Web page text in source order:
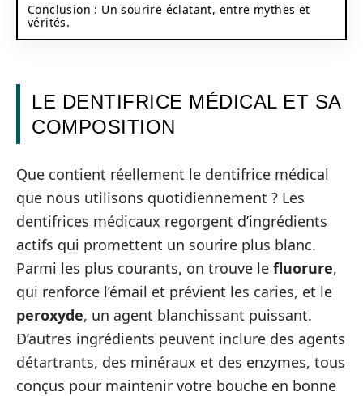
Conclusion : Un sourire éclatant, entre mythes et
vérités.
LE DENTIFRICE MÉDICAL ET SA
COMPOSITION
Que contient réellement le dentifrice médical
que nous utilisons quotidiennement ? Les
dentifrices médicaux regorgent d’ingrédients
actifs qui promettent un sourire plus blanc.
Parmi les plus courants, on trouve le fluorure,
qui renforce l’émail et prévient les caries, et le
peroxyde, un agent blanchissant puissant.
D’autres ingrédients peuvent inclure des agents
détartrants, des minéraux et des enzymes, tous
conçus pour maintenir votre bouche en bonne